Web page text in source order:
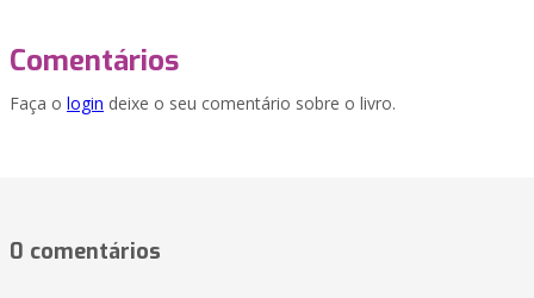
Comentários
Faça o login deixe o seu comentário sobre o livro.
0 comentários